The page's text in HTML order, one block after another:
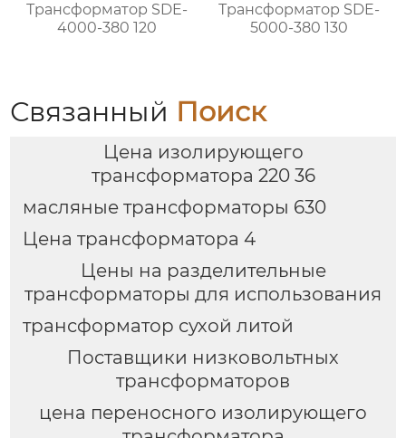
Трансформатор SDE-
4000-380 120
Трансформатор SDE-
5000-380 130
Связанный Поиск
Цена изолирующего
трансформатора 220 36
масляные трансформаторы 630
Цена трансформатора 4
Цены на разделительные
трансформаторы для использования
трансформатор сухой литой
Поставщики низковольтных
трансформаторов
цена переносного изолирующего